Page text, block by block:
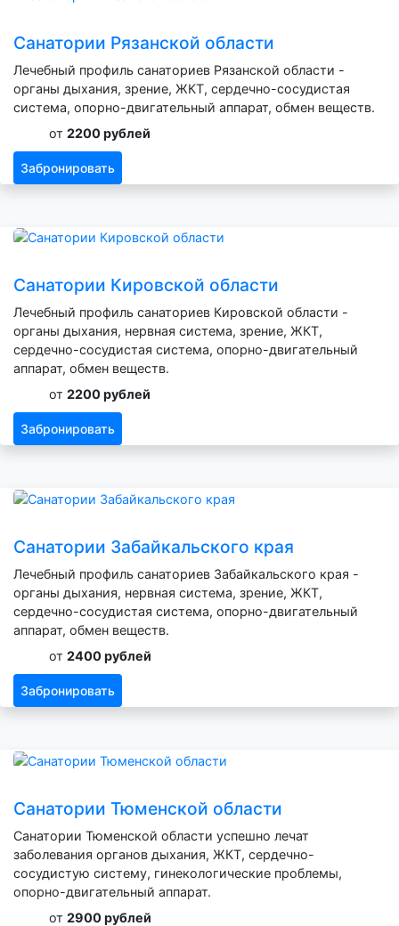
Санатории Рязанской области
Лечебный профиль санаториев Рязанской области -
органы дыхания, зрение, ЖКТ, сердечно-сосудистая
система, опорно-двигательный аппарат, обмен веществ.
от 2200 рублей
Забронировать
Санатории Кировской области
Лечебный профиль санаториев Кировской области -
органы дыхания, нервная система, зрение, ЖКТ,
сердечно-сосудистая система, опорно-двигательный
аппарат, обмен веществ.
от 2200 рублей
Забронировать
Санатории Забайкальского края
Лечебный профиль санаториев Забайкальского края -
органы дыхания, нервная система, зрение, ЖКТ,
сердечно-сосудистая система, опорно-двигательный
аппарат, обмен веществ.
от 2400 рублей
Забронировать
Санатории Тюменской области
Санатории Тюменской области успешно лечат
заболевания органов дыхания, ЖКТ, сердечно-
сосудистую систему, гинекологические проблемы,
опорно-двигательный аппарат.
от 2900 рублей